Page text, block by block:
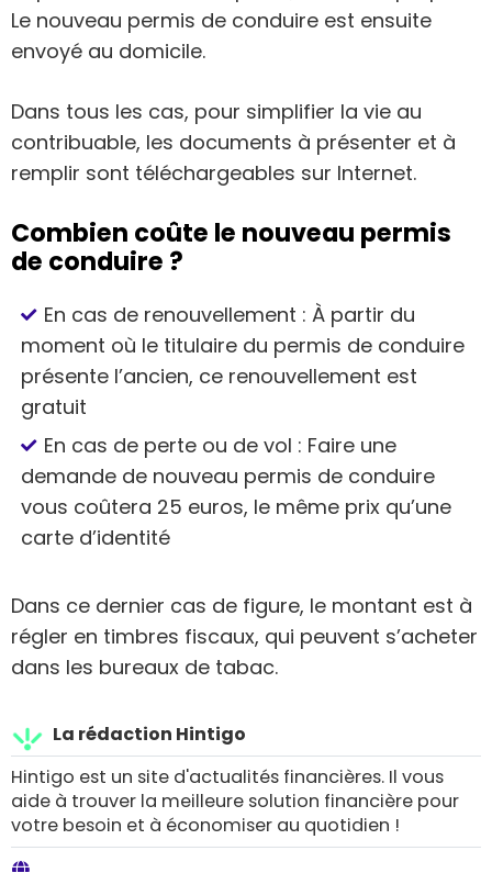
Le nouveau permis de conduire est ensuite
envoyé au domicile.
Dans tous les cas, pour simplifier la vie au
contribuable, les documents à présenter et à
remplir sont téléchargeables sur Internet.
Combien coûte le nouveau permis
de conduire ?
En cas de renouvellement : À partir du
moment où le titulaire du permis de conduire
présente l’ancien, ce renouvellement est
gratuit
En cas de perte ou de vol : Faire une
demande de nouveau permis de conduire
vous coûtera 25 euros, le même prix qu’une
carte d’identité
Dans ce dernier cas de figure, le montant est à
régler en timbres fiscaux, qui peuvent s’acheter
dans les bureaux de tabac.
La rédaction Hintigo
Hintigo est un site d'actualités financières. Il vous
aide à trouver la meilleure solution financière pour
votre besoin et à économiser au quotidien !